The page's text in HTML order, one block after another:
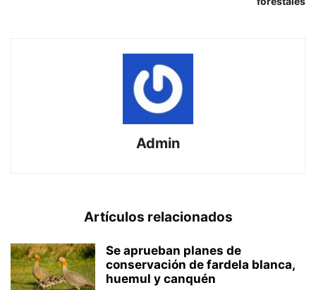
Admin
Artículos relacionados
Se aprueban planes de
conservación de fardela blanca,
huemul y canquén